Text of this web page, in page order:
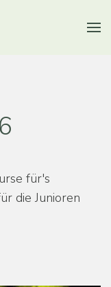
für's
die Junioren